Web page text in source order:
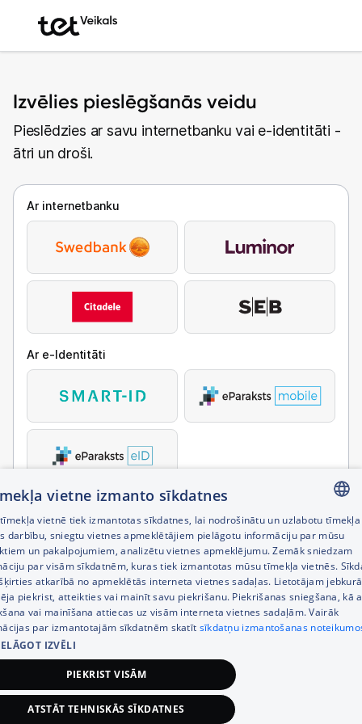
Izvēlies pieslēgšanās veidu
Pieslēdzies ar savu internetbanku vai e-identitāti -
ātri un droši.
Ar internetbanku
Ar e-Identitāti
LATVIAN
RUSSIAN
ENGLISH
vietne izmanto sīkdatnes
vietnē tiek izmantotas sīkdatnes, lai nodrošinātu un uzlabotu tīmekļa
darbību, sniegtu vietnes apmeklētājiem pielāgotu informāciju par mūsu
un pakalpojumiem, analizētu vietnes apmeklējumu. Zemāk sniedzam
par visām sīkdatnēm, kuras tiek izmantotas mūsu tīmekļa vietnēs.
atkarībā no apmeklētās interneta vietnes sadaļas. Lietotājam
piekrist, atteikties vai mainīt savu piekrišanu. Piekrišanas sniegšana, kā
vai mainīšana attiecas uz visām interneta vietnes sadaļām. Vairāk
par izmantotajām sīkdatnēm skatīt sīkdatņu izmantošanas
IZVĒLI
PIEKRIST VISĀM
ATSTĀT TEHNISKĀS SĪKDATNES